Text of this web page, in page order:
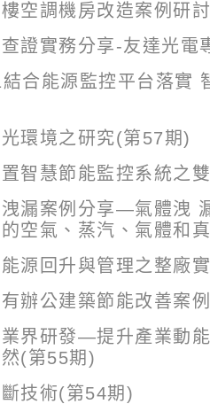
空調機房改造案例研討
證實務分享-友達光電
合能源監控平台落實
環境之研究(第57期)
智慧節能監控系統之
漏案例分享—氣體洩
空氣、蒸汽、氣體和
源回升與管理之整廠
辦公建築節能改善案
界研發—提升產業動
(第55期)
技術(第54期)